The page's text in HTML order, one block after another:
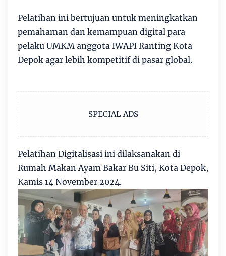
Pelatihan ini bertujuan untuk meningkatkan
pemahaman dan kemampuan digital para
pelaku UMKM anggota IWAPI Ranting Kota
Depok agar lebih kompetitif di pasar global.
SPECIAL ADS
Pelatihan Digitalisasi ini dilaksanakan di
Rumah Makan Ayam Bakar Bu Siti, Kota Depok,
Kamis 14 November 2024.